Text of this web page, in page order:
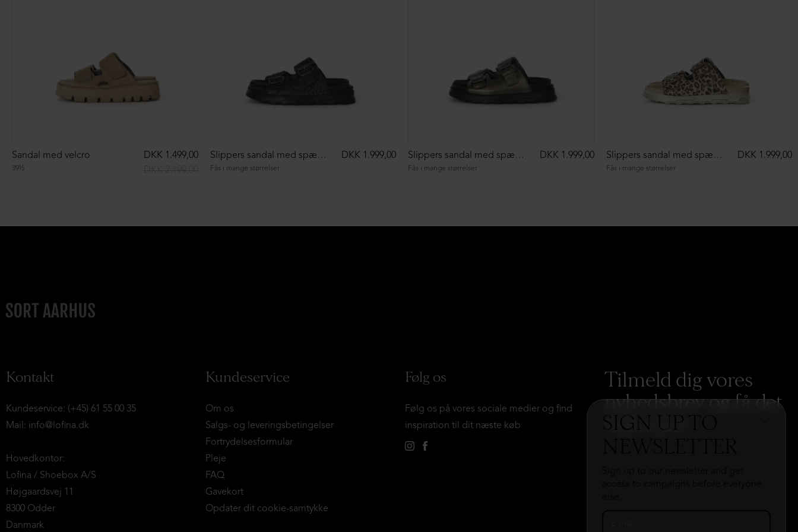
SIGN UP TO
39½
Sandal med velcro
DKK 1.499,00
Fås i mange størrelser
Slippers sandal med spænder DKK 1.999,00
Fås i mange størrelser
Slippers sandal med spænder DKK 1.999,00
Fås i mange størrelser
Slippers sandal med spænder DKK 1.999,00
Kontakt
Kundeservice: (+45) 61 55 00 35
Mail: info@lofina.dk
Hovedkontor:
Lofina / Shoebox A/S
Højgaardsvej 11
8300 Odder
Danmark
Kundeservice
Om os
Salgs- og leveringsbetingelser
Fortrydelsesformular
Pleje
FAQ
Gavekort
Opdater dit cookie-samtykke
Følg os
Følg os på vores sociale medier og find
inspiration til dit næste køb
Tilmeld dig vores
nyhedsbrev og få det
hele med